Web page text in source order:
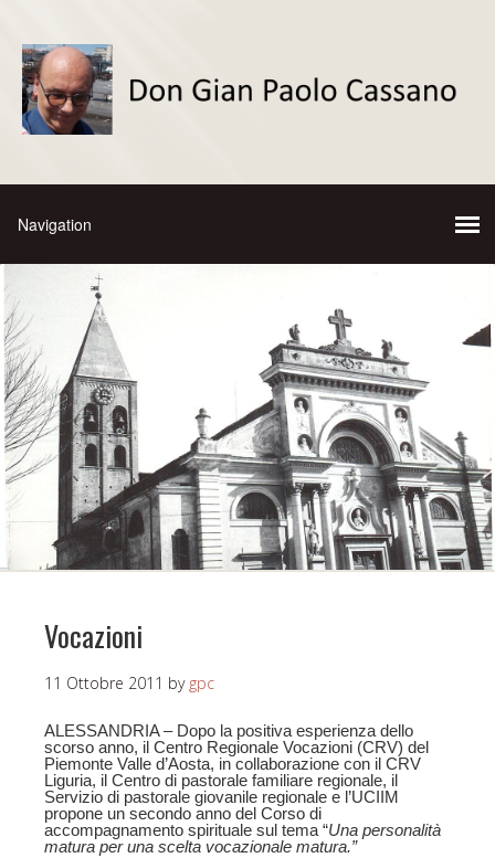
Vocazioni
11 Ottobre 2011 by gpc
ALESSANDRIA – Dopo la positiva esperienza dello
scorso anno, il Centro Regionale Vocazioni (CRV) del
Piemonte Valle d’Aosta, in collaborazione con il CRV
Liguria, il Centro di pastorale familiare regionale, il
Servizio di pastorale giovanile regionale e l’UCIIM
propone un secondo anno del Corso di
accompagnamento spirituale sul tema “Una personalità
matura per una scelta vocazionale matura.”